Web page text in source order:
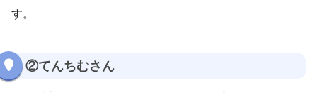
す。
②てんちむさん